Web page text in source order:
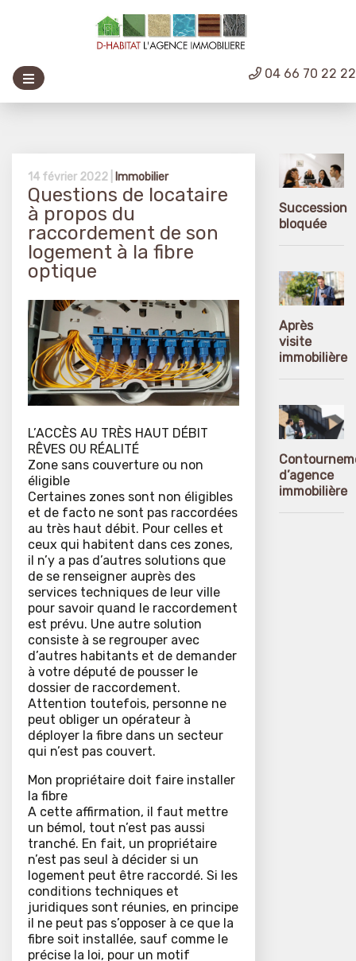
04 66 70 22 22
14 février 2022 | Immobilier
Questions de locataire
à propos du
raccordement de son
logement à la fibre
optique
L’ACCÈS AU TRÈS HAUT DÉBIT
RÊVES OU RÉALITÉ
Zone sans couverture ou non
éligible
Certaines zones sont non éligibles
et de facto ne sont pas raccordées
au très haut débit. Pour celles et
ceux qui habitent dans ces zones,
il n’y a pas d’autres solutions que
de se renseigner auprès des
services techniques de leur ville
pour savoir quand le raccordement
est prévu. Une autre solution
consiste à se regrouper avec
d’autres habitants et de demander
à votre député de pousser le
dossier de raccordement.
Attention toutefois, personne ne
peut obliger un opérateur à
déployer la fibre dans un secteur
qui n’est pas couvert.
Mon propriétaire doit faire installer
la fibre
A cette affirmation, il faut mettre
un bémol, tout n’est pas aussi
tranché. En fait, un propriétaire
n’est pas seul à décider si un
logement peut être raccordé. Si les
conditions techniques et
juridiques sont réunies, en principe
il ne peut pas s’opposer à ce que la
fibre soit installée, sauf comme le
précise la loi, pour un motif
Succession
bloquée
Après
visite
immobilière
d’agence
immobilière